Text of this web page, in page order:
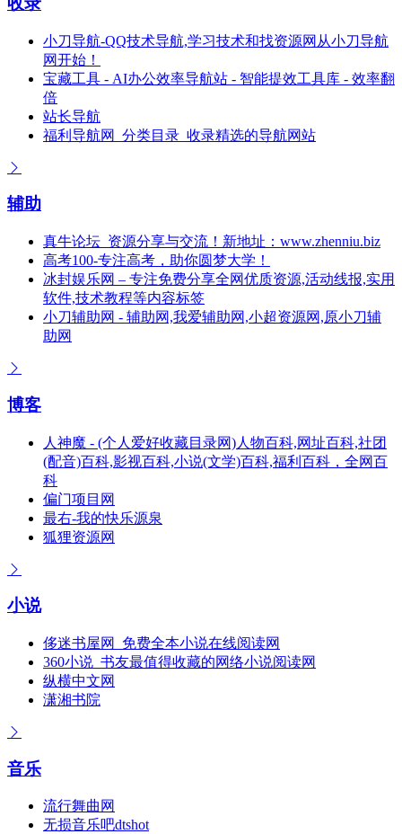
小刀导航-QQ技术导航,学习技术和找资源网从小刀导航
网开始！
宝藏工具 - AI办公效率导航站 - 智能提效工具库 - 效率翻
倍
站长导航
福利导航网_分类目录_收录精选的导航网站
辅助
真牛论坛_资源分享与交流！新地址：www.zhenniu.biz
高考100-专注高考，助你圆梦大学！
冰封娱乐网 – 专注免费分享全网优质资源,活动线报,实用
软件,技术教程等内容标签
小刀辅助网 - 辅助网,我爱辅助网,小超资源网,原小刀辅
助网
博客
人神魔 - (个人爱好收藏目录网)人物百科,网址百科,社团
(配音)百科,影视百科,小说(文学)百科,福利百科，全网百
科
偏门项目网
最右-我的快乐源泉
狐狸资源网
小说
侈迷书屋网_免费全本小说在线阅读网
360小说_书友最值得收藏的网络小说阅读网
纵横中文网
潇湘书院
音乐
流行舞曲网
无损音乐吧dtshot